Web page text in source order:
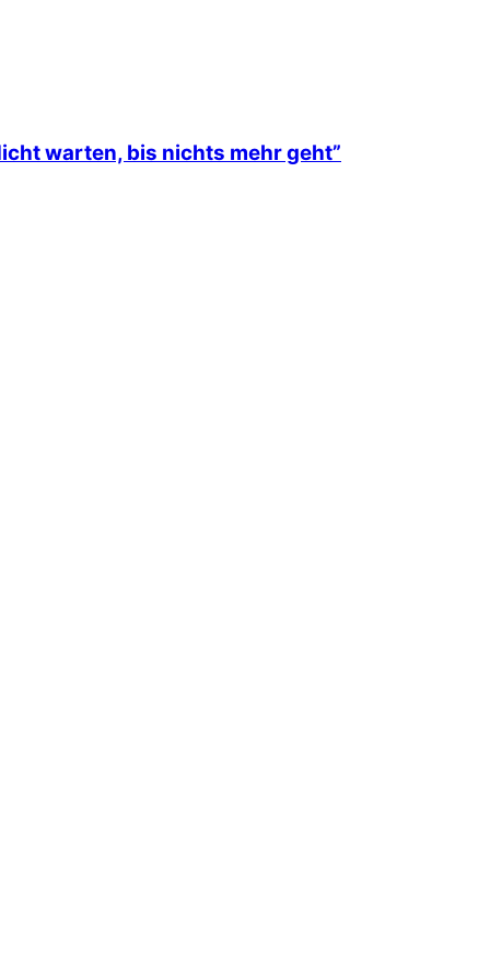
warten, bis nichts mehr geht”